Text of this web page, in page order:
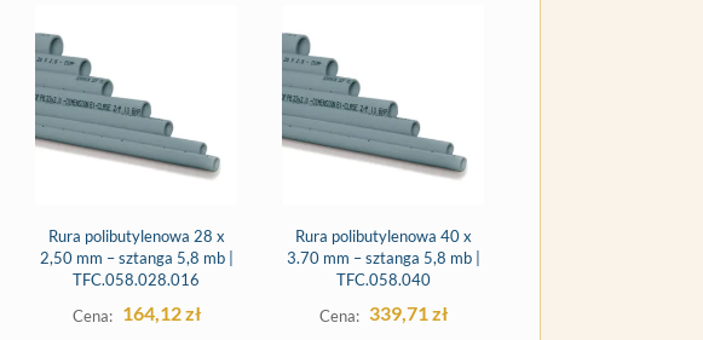
Rura polibutylenowa 28 x
2,50 mm – sztanga 5,8 mb |
TFC.058.028.016
164,12zł
Rura polibutylenowa 40 x
3.70 mm – sztanga 5,8 mb |
TFC.058.040
339,71zł